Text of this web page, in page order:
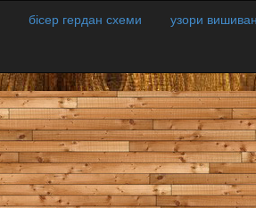
бісер гердан схеми узори